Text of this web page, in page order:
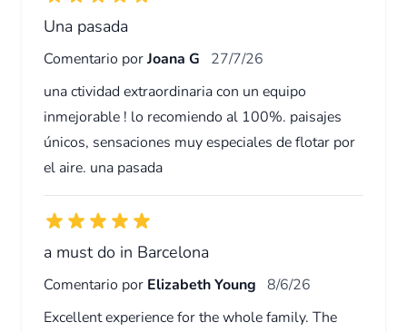
Una pasada
Comentario porJoana G
27/7/26
una ctividad extraordinaria con un equipo
inmejorable ! lo recomiendo al 100%. paisajes
únicos, sensaciones muy especiales de flotar por
el aire. una pasada
a must do in Barcelona
Comentario por Elizabeth Young 8/6/26
Excellent experience for the whole family. The